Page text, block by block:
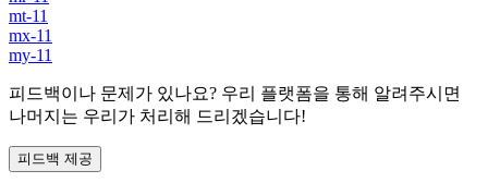
mt-11
mx-11
my-11
피드백이나 문제가 있나요? 우리 플랫폼을 통해 알려주시면
나머지는 우리가 처리해 드리겠습니다!
피드백 제공